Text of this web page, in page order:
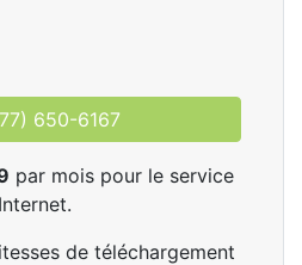
650-6167
par mois pour le service
Internet.
de téléchargement